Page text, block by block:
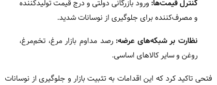
کنترل قیمت‌ها: ورود بازرگانی دولتی و درج قیمت تولیدکننده
و مصرف‌کننده برای جلوگیری از نوسانات شدید.
نظارت بر شبکه‌های عرضه: رصد مداوم بازار مرغ، تخم‌مرغ،
روغن و سایر کالاهای اساسی.
فتحی تاکید کرد که این اقدامات به تثبیت بازار و جلوگیری از نوسانات